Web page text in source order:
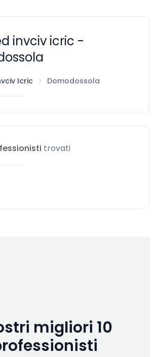
invciv icric -
Icric Domodossola
trovati
migliori 10